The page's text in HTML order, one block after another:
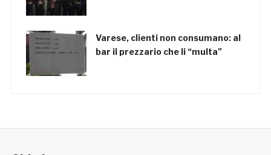
Varese, clienti non consumano: al
bar il prezzario che li “multa”